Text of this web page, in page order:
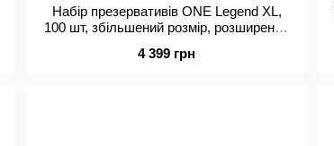
Набір презервативів ONE Legend XL,
100 шт, збільшений розмір, розширення
4 399 грн